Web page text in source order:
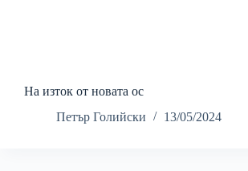
На изток от новата ос
Петър Голийски
13/05/2024